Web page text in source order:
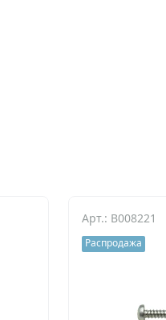
Арт.: B008221
Распродажа